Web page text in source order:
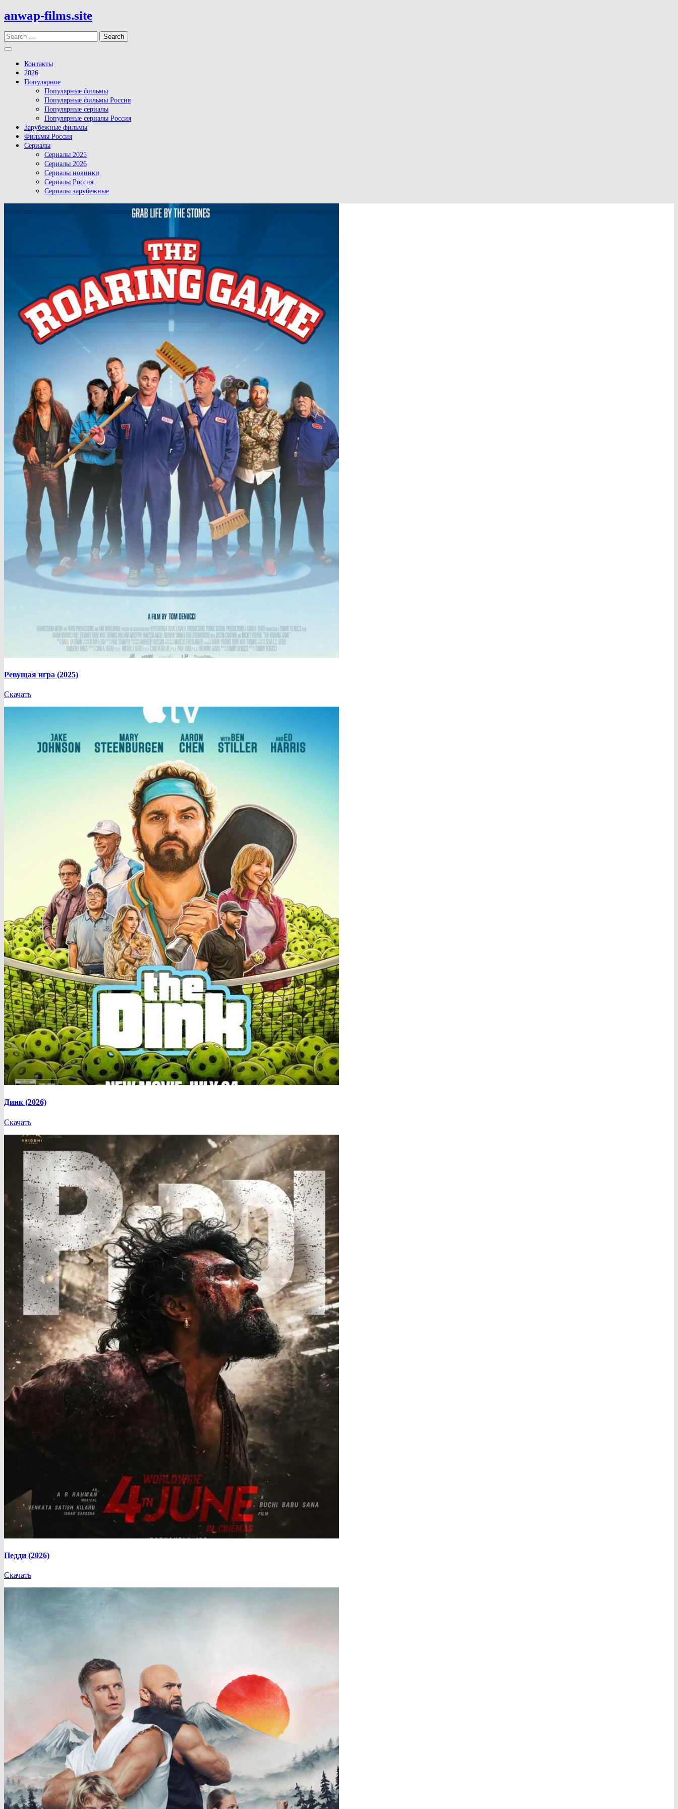
Skip
to
content
anwap-films.site
Search
Open
Button
Контакты
2026
Популярное
Популярные фильмы
Популярные фильмы Россия
Популярные сериалы
Популярные сериалы Россия
Зарубежные фильмы
Фильмы Россия
Сериалы
Сериалы 2025
Сериалы 2026
Сериалы новинки
Сериалы Россия
Сериалы зарубежные
Ревущая игра (2025)
Скачать
Динк (2026)
Скачать
Педди (2026)
Скачать